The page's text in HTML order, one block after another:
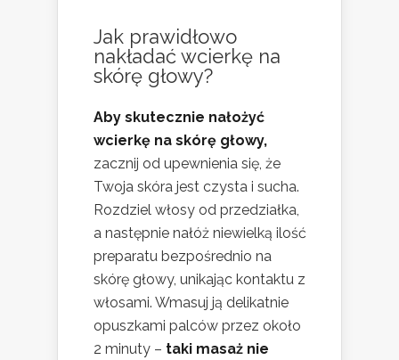
Jak prawidłowo
nakładać wcierkę na
skórę głowy?
Aby skutecznie nałożyć
wcierkę na skórę głowy,
zacznij od upewnienia się, że
Twoja skóra jest czysta i sucha.
Rozdziel włosy od przedziałka,
a następnie nałóż niewielką ilość
preparatu bezpośrednio na
skórę głowy, unikając kontaktu z
włosami. Wmasuj ją delikatnie
opuszkami palców przez około
2 minuty – taki masaż nie